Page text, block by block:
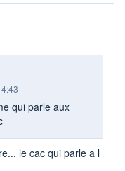
qui parle aux
le cac qui parle a l